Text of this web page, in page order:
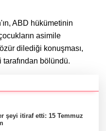
ABD hükümetinin
asimile
dilediği konuşması,
bölündü.
şeyi itiraf etti: 15 Temmuz